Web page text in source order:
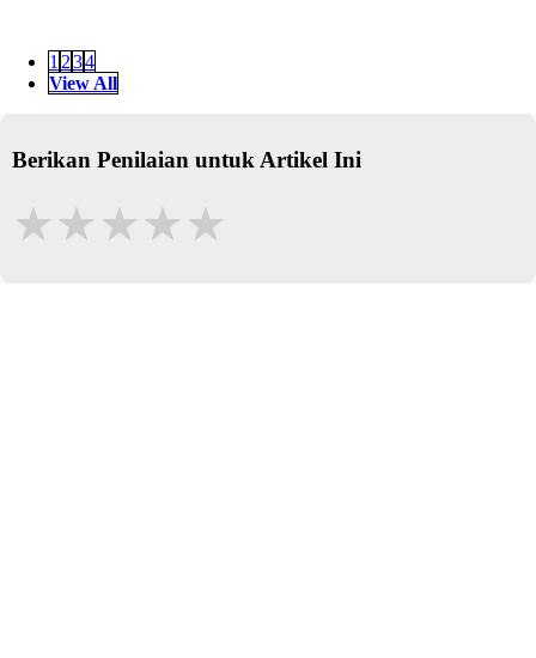
1 234
View All
Berikan Penilaian untuk Artikel Ini
★★★★★